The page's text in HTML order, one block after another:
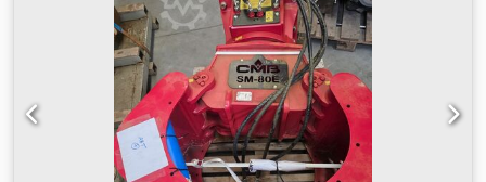
održavanje. Hvataljka za sortiranje RB serija je neizostavna
oprema za izbor i rukovanje bilo kojim materijalom od
rušenja, reciklaže i deponije. Visoka robustnost struktura
omogućava suočavanje sa rušenjem objekata i struktura uz
slabo prisustvo armiranog betona. Codeqa Dtxjpfx Ahuerf
Specifikacije: 360° rotacija Širina kandži: 800 mm Težina
bagera: 10-16 tona Kapacitet: 0.4 m3 Težina: 875 Kg
Hvataljka dostupna u različitim veličinama za bagere od 5